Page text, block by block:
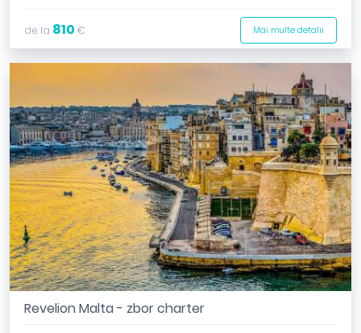
de la 810 € Mai multe detalii
Revelion Malta - zbor charter